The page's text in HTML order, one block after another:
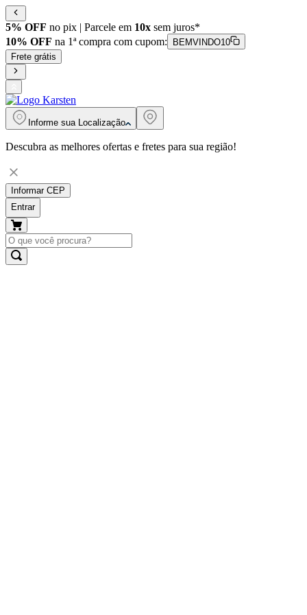
5% OFF no pix | Parcele em 10x sem juros*
10% OFF na 1ª compra com cupom:
BEMVINDO10
Frete grátis
Informe sua Localização
Descubra as melhores ofertas e fretes para sua região!
Informar CEP
Entrar